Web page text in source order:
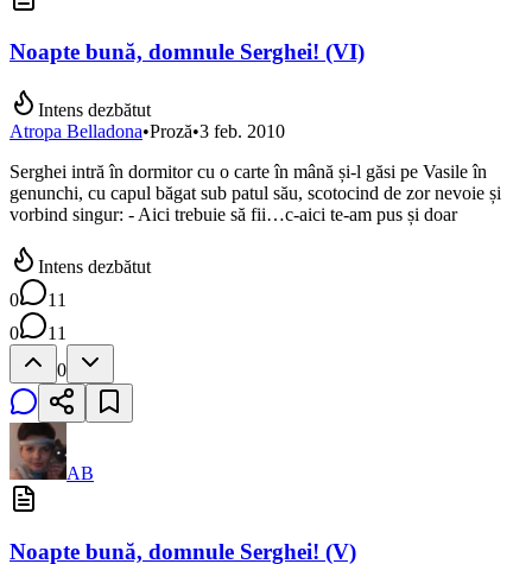
Noapte bună, domnule Serghei! (VI)
Intens dezbătut
Atropa Belladona•Proză•3 feb. 2010
Serghei intră în dormitor cu o carte în mână și-l găsi pe Vasile în
genunchi, cu capul băgat sub patul său, scotocind de zor nevoie și
vorbind singur: - Aici trebuie să fii…c-aici te-am pus și doar
Intens dezbătut
0
11
0
11
0
AB
Noapte bună, domnule Serghei! (V)